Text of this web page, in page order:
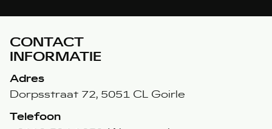
CONTACT
INFORMATIE
Adres
Dorpsstraat 72, 5051 CL Goirle
Telefoon